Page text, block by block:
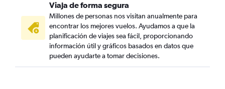
Viaja de forma segura
Millones de personas nos visitan anualmente para
encontrar los mejores vuelos. Ayudamos a que la
planificación de viajes sea fácil, proporcionando
información útil y gráficos basados en datos que
pueden ayudarte a tomar decisiones.